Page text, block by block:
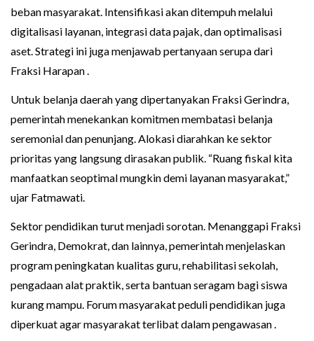
beban masyarakat. Intensifikasi akan ditempuh melalui
digitalisasi layanan, integrasi data pajak, dan optimalisasi
aset. Strategi ini juga menjawab pertanyaan serupa dari
Fraksi Harapan .
Untuk belanja daerah yang dipertanyakan Fraksi Gerindra,
pemerintah menekankan komitmen membatasi belanja
seremonial dan penunjang. Alokasi diarahkan ke sektor
prioritas yang langsung dirasakan publik. “Ruang fiskal kita
manfaatkan seoptimal mungkin demi layanan masyarakat,”
ujar Fatmawati.
Sektor pendidikan turut menjadi sorotan. Menanggapi Fraksi
Gerindra, Demokrat, dan lainnya, pemerintah menjelaskan
program peningkatan kualitas guru, rehabilitasi sekolah,
pengadaan alat praktik, serta bantuan seragam bagi siswa
kurang mampu. Forum masyarakat peduli pendidikan juga
diperkuat agar masyarakat terlibat dalam pengawasan .